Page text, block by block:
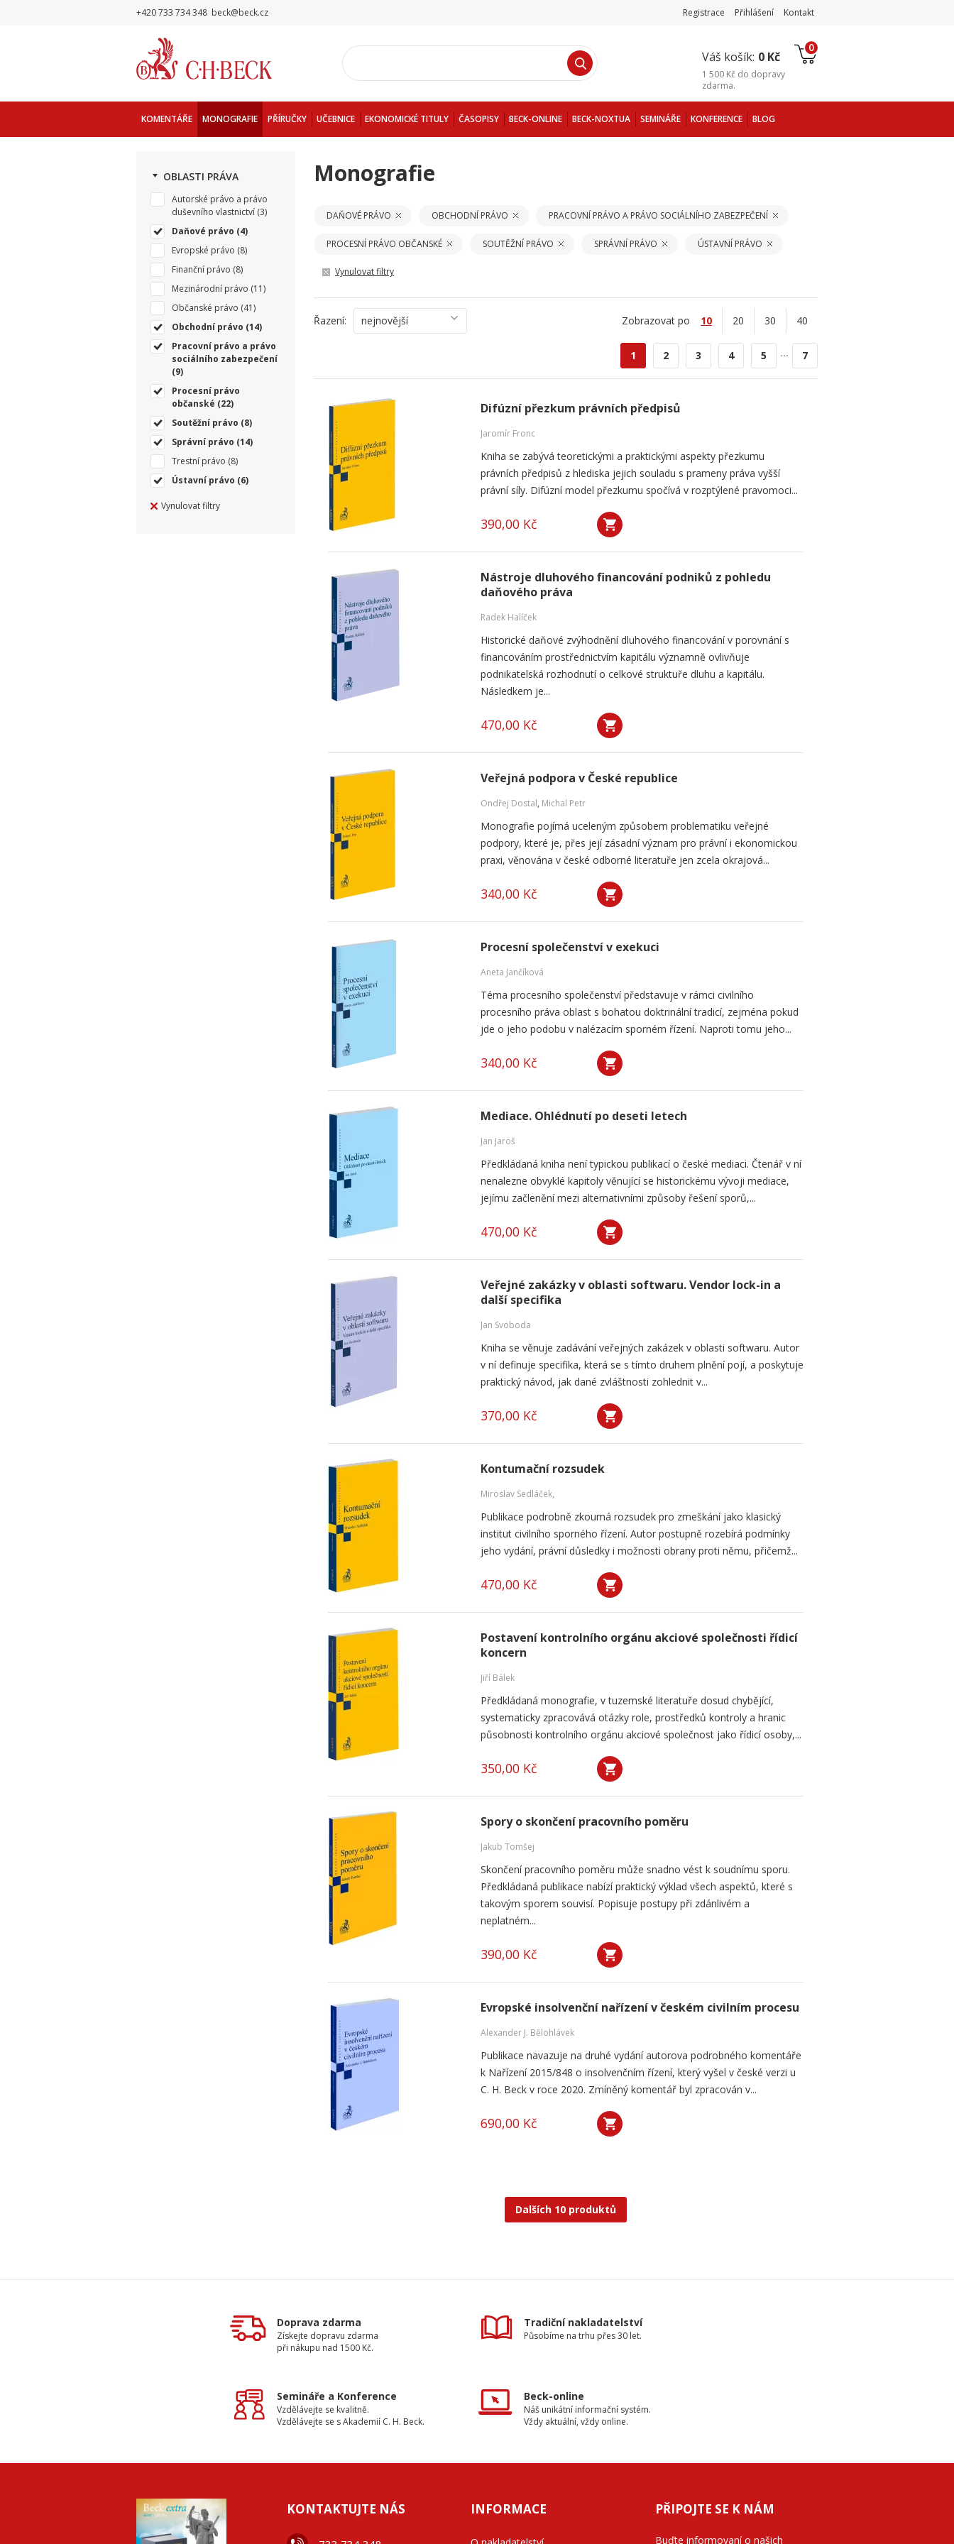
+420 733 734 348 beck@beck.cz Registrace Přihlášení Kontakt
Váš košík: 0 Kč
0
1 500 Kč do dopravy
zdarma.
KOMENTÁŘE MONOGRAFIE PŘÍRUČKY UČEBNICE EKONOMICKÉ TITULY ČASOPISY BECK-ONLINE BECK-NOXTUA SEMINÁŘE KONFERENCE BLOG
OBLASTI PRÁVA
Autorské právo a právo
duševního vlastnictví (3)
Daňové právo (4)
Evropské právo (8)
Finanční právo (8)
Mezinárodní právo (11)
Občanské právo (41)
Obchodní právo (14)
Pracovní právo a právo
sociálního zabezpečení
(9)
Procesní právo
občanské (22)
Soutěžní právo (8)
Správní právo (14)
Trestní právo (8)
Ústavní právo (6)
Vynulovat filtry
Monografie
DAŇOVÉ PRÁVO OBCHODNÍ PRÁVO PRACOVNÍ PRÁVO A PRÁVO SOCIÁLNÍHO ZABEZPEČENÍ
PROCESNÍ PRÁVO OBČANSKÉ SOUTĚŽNÍ PRÁVO SPRÁVNÍ PRÁVO ÚSTAVNÍ PRÁVO
Vynulovat filtry
Řazení: nejnovější Zobrazovat po 10 20 30 40
1 2 3 4 5 ... 7
Difúzní přezkum právních předpisů
Jaromír Fronc
Kniha se zabývá teoretickými a praktickými aspekty přezkumu
právních předpisů z hlediska jejich souladu s prameny práva vyšší
právní síly. Difúzní model přezkumu spočívá v rozptýlené pravomoci...
390,00 Kč
Nástroje dluhového financování podniků z pohledu
daňového práva
Radek Halíček
Historické daňové zvýhodnění dluhového financování v porovnání s
financováním prostřednictvím kapitálu významně ovlivňuje
podnikatelská rozhodnutí o celkové struktuře dluhu a kapitálu.
Následkem je...
470,00 Kč
Veřejná podpora v České republice
Ondřej Dostal, Michal Petr
Monografie pojímá uceleným způsobem problematiku veřejné
podpory, které je, přes její zásadní význam pro právní i ekonomickou
praxi, věnována v české odborné literatuře jen zcela okrajová...
340,00 Kč
Procesní společenství v exekuci
Aneta Jančíková
Téma procesního společenství představuje v rámci civilního
procesního práva oblast s bohatou doktrinální tradicí, zejména pokud
jde o jeho podobu v nalézacím sporném řízení. Naproti tomu jeho...
340,00 Kč
Mediace. Ohlédnutí po deseti letech
Jan Jaroš
Předkládaná kniha není typickou publikací o české mediaci. Čtenář v ní
nenalezne obvyklé kapitoly věnující se historickému vývoji mediace,
jejímu začlenění mezi alternativními způsoby řešení sporů,...
470,00 Kč
Veřejné zakázky v oblasti softwaru. Vendor lock-in a
další specifika
Jan Svoboda
Kniha se věnuje zadávání veřejných zakázek v oblasti softwaru. Autor
v ní definuje specifika, která se s tímto druhem plnění pojí, a poskytuje
praktický návod, jak dané zvláštnosti zohlednit v...
370,00 Kč
Kontumační rozsudek
Miroslav Sedláček,
Publikace podrobně zkoumá rozsudek pro zmeškání jako klasický
institut civilního sporného řízení. Autor postupně rozebírá podmínky
jeho vydání, právní důsledky i možnosti obrany proti němu, přičemž...
470,00 Kč
Postavení kontrolního orgánu akciové společnosti řídicí
koncern
Jiří Bálek
Předkládaná monografie, v tuzemské literatuře dosud chybějící,
systematicky zpracovává otázky role, prostředků kontroly a hranic
působnosti kontrolního orgánu akciové společnost jako řídicí osoby,...
350,00 Kč
Spory o skončení pracovního poměru
Jakub Tomšej
Skončení pracovního poměru může snadno vést k soudnímu sporu.
Předkládaná publikace nabízí praktický výklad všech aspektů, které s
takovým sporem souvisí. Popisuje postupy při zdánlivém a
neplatném...
390,00 Kč
Evropské insolvenční nařízení v českém civilním procesu
Alexander J. Bělohlávek
Publikace navazuje na druhé vydání autorova podrobného komentáře
k Nařízení 2015/848 o insolvenčním řízení, který vyšel v české verzi u
C. H. Beck v roce 2020. Zmíněný komentář byl zpracován v...
690,00 Kč
Dalších 10 produktů
Doprava zdarma
Získejte dopravu zdarma
při nákupu nad 1500 Kč.
Tradiční nakladatelství
Působíme na trhu přes 30 let.
Semináře a Konference
Vzdělávejte se kvalitně.
Vzdělávejte se s Akademií C. H. Beck.
Beck-online
Náš unikátní informační systém.
Vždy aktuální, vždy online.
KONTAKTUJTE NÁS INFORMACE PŘIPOJTE SE K NÁM
Buďte informovaní o našich